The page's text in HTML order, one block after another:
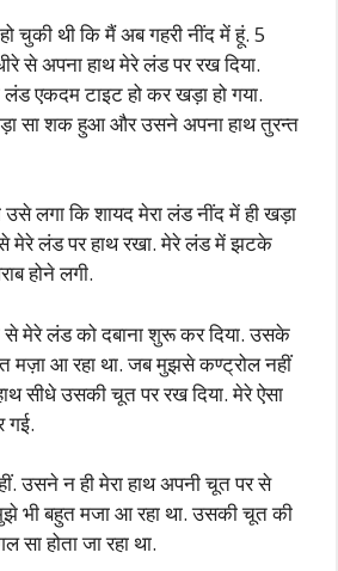
चुकी थी कि मैं अब गहरी नींद में हूं. 5
से अपना हाथ मेरे लंड पर रख दिया.
एकदम टाइट हो कर खड़ा हो गया.
सा शक हुआ और उसने अपना हाथ तुरन्त
लगा कि शायद मेरा लंड नींद में ही खड़ा
मेरे लंड पर हाथ रखा. मेरे लंड में झटके
होने लगी.
से मेरे लंड को दबाना शुरू कर दिया. उसके
मज़ा आ रहा था. जब मुझसे कण्ट्रोल नहीं
सीधे उसकी चूत पर रख दिया. मेरे ऐसा
गई.
उसने न ही मेरा हाथ अपनी चूत पर से
भी बहुत मजा आ रहा था. उसकी चूत की
सा होता जा रहा था.